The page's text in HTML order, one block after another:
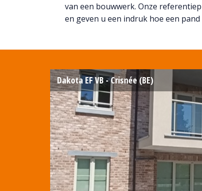
van een bouwwerk. Onze
en geven u een indruk hoe een
Dakota EF VB - Crisnée (BE)